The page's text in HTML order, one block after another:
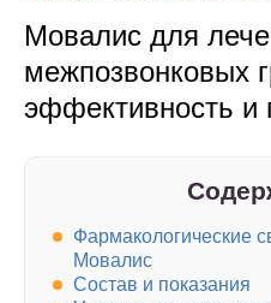
Мовалис для
межпозвонковых
эффективность и
Фармакологические
Мовалис
Состав и показания